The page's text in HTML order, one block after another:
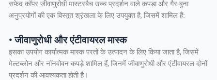
सफेद कॉपर जीवाणुरोधी मास्टरबैच उच्च प्रदर्शन वाले कपड़ा और गैर-बुना
अनुप्रयोगों की एक विस्तृत श्रृंखला के लिए उपयुक्त है, जिसमें शामिल हैं:
• जीवाणुरोधी और एंटीवायरल मास्क
इसका उपयोग कार्यात्मक मास्क परतों के उत्पादन के लिए किया जाता है, जिसमें
मेल्टब्लोन और नॉनवोवन कपड़े शामिल हैं, जिनमें जीवाणुरोधी और एंटीवायरल दोनों
प्रदर्शन की आवश्यकता होती है।